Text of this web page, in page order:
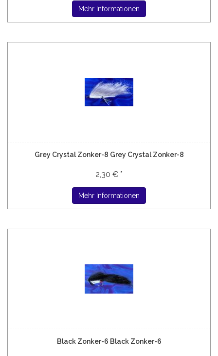
Mehr Informationen
Grey Crystal Zonker-8 Grey Crystal Zonker-8
2,30 € *
Mehr Informationen
Black Zonker-6 Black Zonker-6